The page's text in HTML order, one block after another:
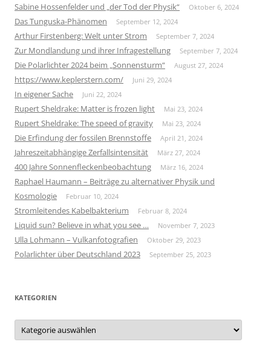
Sabine Hossenfelder und „der Tod der Physik“ Oktober 6, 2024
Das Tunguska-Phänomen September 12, 2024
Arthur Firstenberg: Welt unter Strom September 7, 2024
Zur Mondlandung und ihrer Infragestellung September 7, 2024
Die Polarlichter 2024 beim „Sonnensturm“ August 27, 2024
https://www.keplerstern.com/ Juni 29, 2024
In eigener Sache Juni 22, 2024
Rupert Sheldrake: Matter is frozen light Mai 23, 2024
Rupert Sheldrake: The speed of gravity Mai 23, 2024
Die Erfindung der fossilen Brennstoffe April 21, 2024
Jahreszeitabhängige Zerfallsintensität März 27, 2024
400 Jahre Sonnenfleckenbeobachtung März 16, 2024
Raphael Haumann – Beiträge zu alternativer Physik und
Kosmologie
Februar 10, 2024
Stromleitendes Kabelbakterium Februar 8, 2024
Liquid sun? Believe in what you see … November 7, 2023
Ulla Lohmann – Vulkanfotografien Oktober 29, 2023
Polarlichter über Deutschland 2023 September 25, 2023
KATEGORIEN
Kategorien